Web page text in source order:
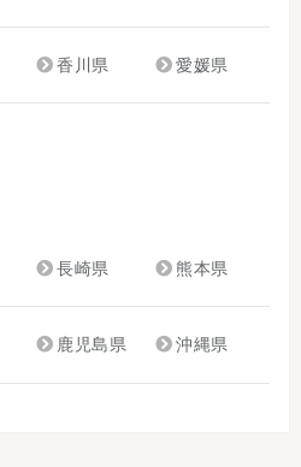
香川県 愛媛県
長崎県 熊本県
鹿児島県 沖縄県